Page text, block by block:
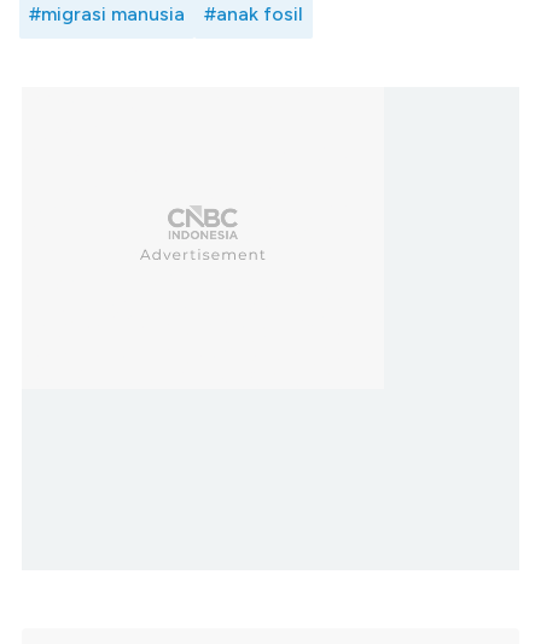
#migrasi manusia #anak fosil